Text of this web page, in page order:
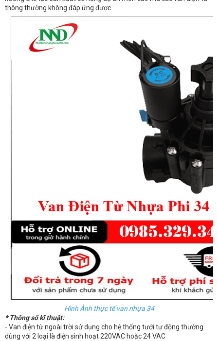
thông thường không đáp ứng được.
Hình Ảnh thực tế van nhựa 34
* Thông số kĩ thuật:
- Van điện từ ngoài trời sử dụng cho hệ thống tưới tự động thường
dùng với 2 loại là điện sinh hoạt 220VAC hoặc 24 VAC